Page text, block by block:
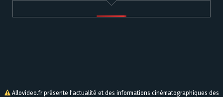
Allovideo.fr présente l'actualité et des informations cinématographiques des